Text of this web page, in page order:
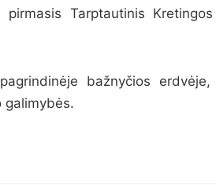
Tarptautinis
bažnyčios
galimybės.